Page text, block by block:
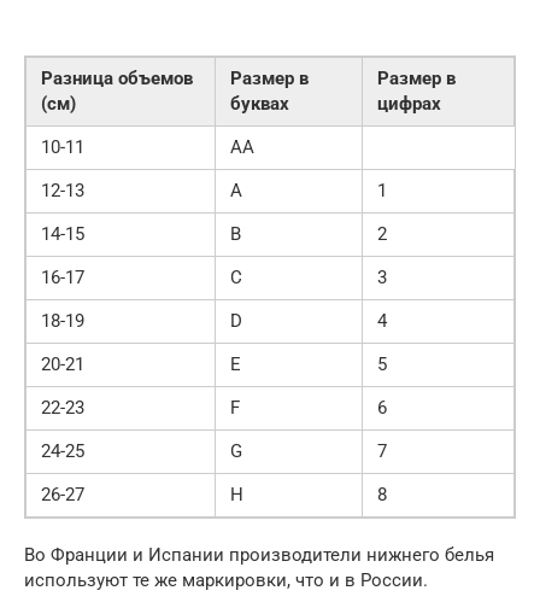
Разница объемов
(см)
Размер в
буквах
Размер в
цифрах
10-11
AA
12-13
A
1
14-15
B
2
16-17
C
3
18-19
D
4
20-21
E
5
22-23
F
6
24-25
G
7
26-27
H 8
Во Франции и Испании производители нижнего белья
используют те же маркировки, что и в России.